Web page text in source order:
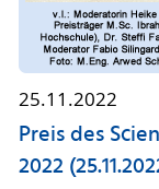
25.11.2022
Preis des
2022